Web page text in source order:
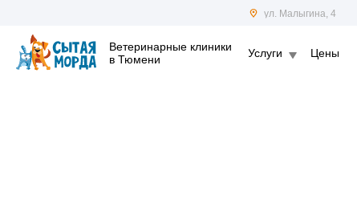
ул. Малыгина, 4
Ветеринарные клиники
в Тюмени
Услуги Цены